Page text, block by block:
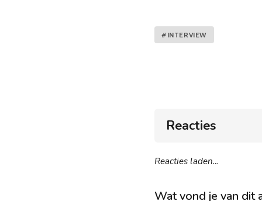
#INTERVIEW
Reacties
Reacties laden...
Wat vond je van dit